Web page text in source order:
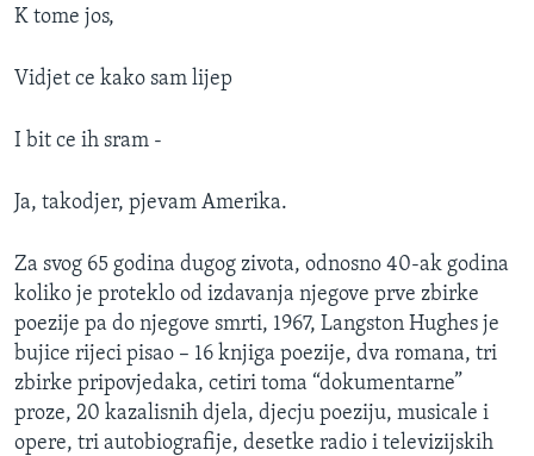
K tome jos,
Vidjet ce kako sam lijep
I bit ce ih sram -
Ja, takodjer, pjevam Amerika.
Za svog 65 godina dugog zivota, odnosno 40-ak godina
koliko je proteklo od izdavanja njegove prve zbirke
poezije pa do njegove smrti, 1967, Langston Hughes je
bujice rijeci pisao – 16 knjiga poezije, dva romana, tri
zbirke pripovjedaka, cetiri toma “dokumentarne”
proze, 20 kazalisnih djela, djecju poeziju, musicale i
opere, tri autobiografije, desetke radio i televizijskih